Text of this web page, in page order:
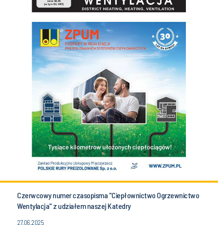
Czerwcowy numer czasopisma "Ciepłownictwo Ogrzewnictwo
Wentylacja" z udziałem naszej Katedry
27.06.2025